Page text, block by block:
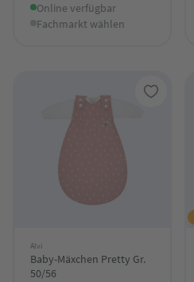
Online verfügbar
Fachmarkt wählen
Alvi
Baby-Mäxchen Pretty Gr.
50/56